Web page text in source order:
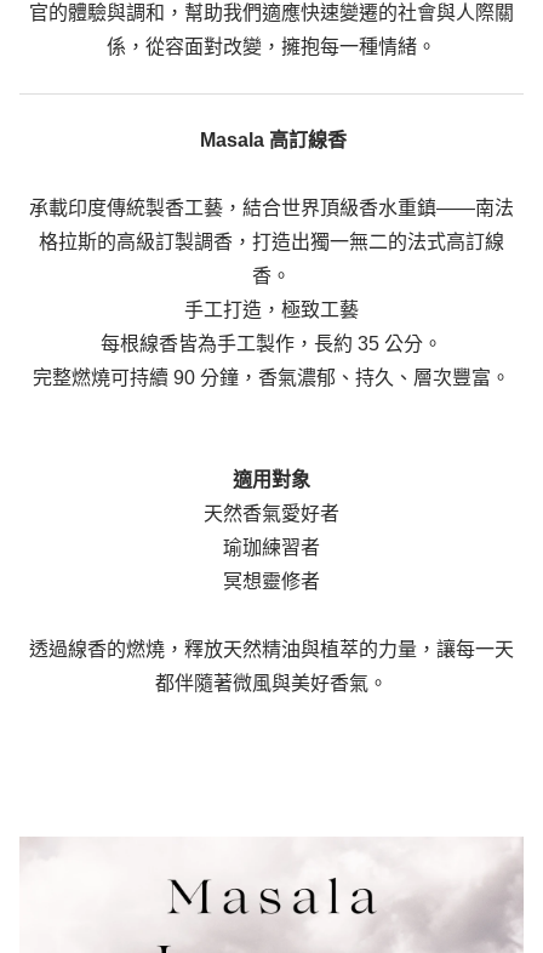
官的體驗與調和，幫助我們適應快速變遷的社會與人際關
係 ，從容面對改變，擁抱每一種情緒。
Masala 高訂線香
承載印度傳統製香工藝，結合世界頂級香水重鎮——南法
格拉斯的高級訂製調香 ，打造出獨一無二的法式高訂線
香。
手工打造，極致工藝
每根線香皆為手工製作，長約 35 公分。
完整燃燒可持續 90 分鐘，香氣濃郁、持久、層次豐富。
適用對象
天然香氣愛好者
瑜珈練習者
冥想靈修者
透過線香的燃燒，釋放天然精油與植萃的力量 ，讓每一天
都伴隨著微風與美好香氣。